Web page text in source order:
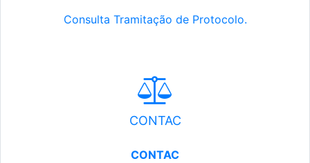
Consulta Tramitação de Protocolo.
CONTAC
CONTAC